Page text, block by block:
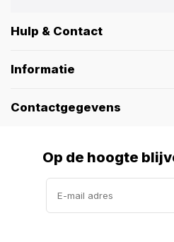
Hulp & Contact
Informatie
Contactgegevens
Op de hoogte